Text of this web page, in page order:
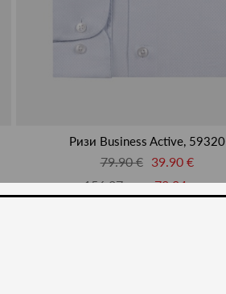
Ризи Business Active, 59320
79.90 €
39.90 €
156.27 лв. 78.04 лв.